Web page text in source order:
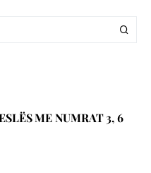
ME NUMRAT 3, 6